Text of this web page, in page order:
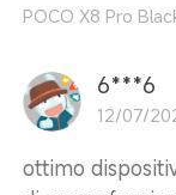
POCO X8 Pro
6***6
12/07/
ottimo